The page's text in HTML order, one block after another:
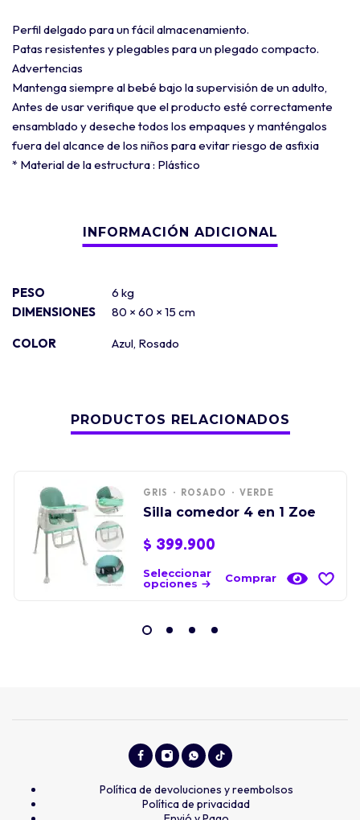
Perfil delgado para un fácil almacenamiento.
Patas resistentes y plegables para un plegado compacto.
Advertencias
Mantenga siempre al bebé bajo la supervisión de un adulto,
Antes de usar verifique que el producto esté correctamente
ensamblado y deseche todos los empaques y manténgalos
fuera del alcance de los niños para evitar riesgo de asfixia
* Material de la estructura : Plástico
PESO
6 kg
DIMENSIONES
80 × 60 × 15 cm
COLOR Azul, Rosado
PRODUCTOS RELACIONADOS
GRIS ROSADO VERDE
Silla comedor 4 en 1 Zoe
$ 399.900
Seleccionar
opciones
Comprar
Política de devoluciones y reembolsos
Política de privacidad